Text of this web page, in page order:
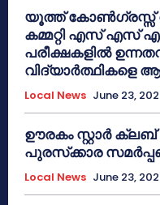
യൂത്ത് കോൺഗ്രസ്സ്
കമ്മറ്റി എസ് എസ്
പരീക്ഷകളിൽ
വിദ്യാർത്ഥികളെ
Local News June 23,
ഊരകം സ്റ്റാർ
പുരസ്‌ക്കാര
Local News June 23,